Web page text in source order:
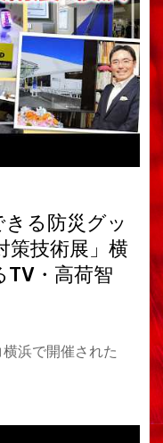
る防災グッ
策技術展」横
TV・高荷智
浜で開催された